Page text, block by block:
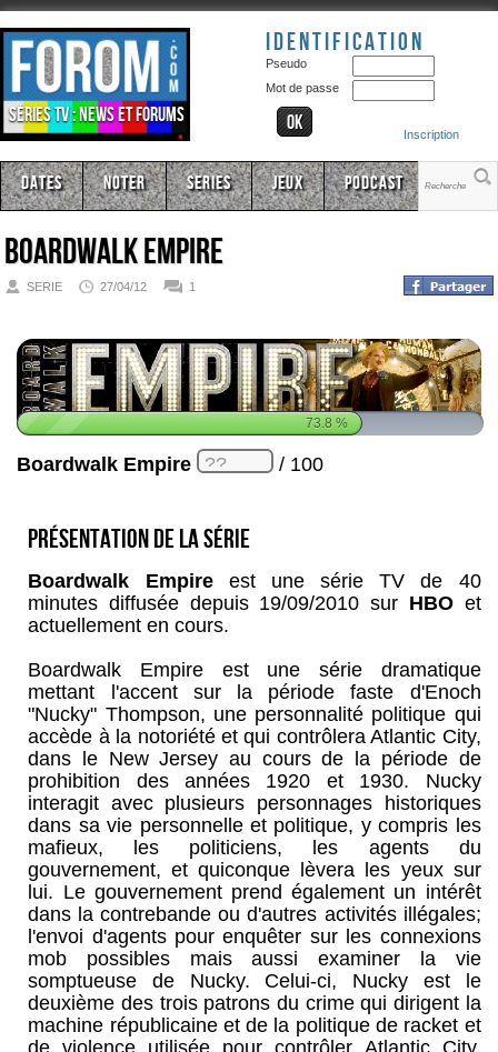
Séries TV : news et forums
Identification
Pseudo
Mot de passe
Inscription
Dates Noter Series Jeux Podcast
Boardwalk Empire
SERIE 27/04/12 1
73.8%
Boardwalk Empire / 100
Présentation de la série
Boardwalk Empireest une série TV de 40
minutes diffusée depuis 19/09/2010 sur HBOet
actuellement en cours.
Boardwalk Empire est une série dramatique
mettant l'accent sur la période faste d'Enoch
"Nucky" Thompson, une personnalité politique qui
accède à la notoriété et qui contrôlera Atlantic City,
dans le New Jersey au cours de la période de
prohibition des années 1920 et 1930. Nucky
interagit avec plusieurs personnages historiques
dans sa vie personnelle et politique, y compris les
mafieux, les politiciens, les agents du
gouvernement, et quiconque lèvera les yeux sur
lui. Le gouvernement prend également un intérêt
dans la contrebande ou d'autres activités illégales;
l'envoi d'agents pour enquêter sur les connexions
mob possibles mais aussi examiner la vie
somptueuse de Nucky. Celui-ci, Nucky est le
deuxième des trois patrons du crime qui dirigent la
machine républicaine et de la politique de racket et